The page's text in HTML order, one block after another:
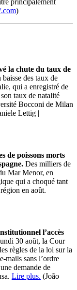
principalement
)
la chute du taux de
des taux de
qui a enregistré de
taux de natalité
Bocconi de Milan
Lettig |
de poissons morts
Des milliers de
Mar Menor, en
qui a choqué tant
en août.
l’accès
30 août, la Cour
règles de la loi sur la
mails sans l’ordre
demande de
Lire plus. (João